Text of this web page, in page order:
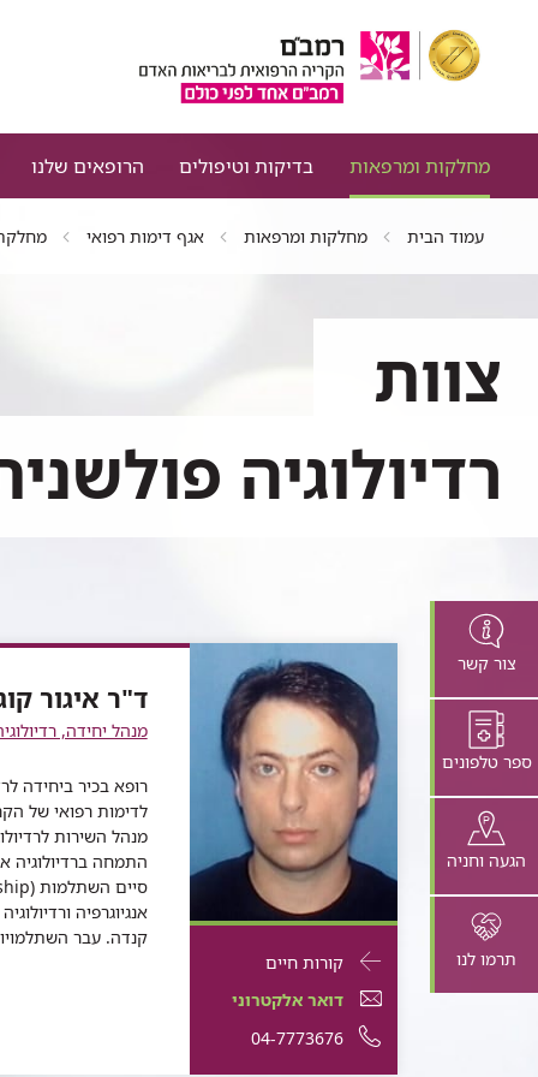
מחלקות ומרפאות בדיקות וטיפולים הרופאים שלנו
צור קשר
ספר טלפונים
הגעה וחניה
תרמו לנו
עמוד הבית מחלקות ומרפאות אגף דימות רפואי
צוות
רדיולוגיה
פרטי
התקשרות
עבור
ד"ר
קורות חייםעבור
ד"ר
איגור
דואר
אלקטרוני
ד"ר
דואר אלקטרוניעבור
איגור
מספר
טלפון
04-7773676עבור
ד"ר
ד"ר איגור
מנהל יחידה,
רופא בכיר ביחידה
לדימות רפואי של
מנהל השירות
התמחה ברדיולוגיה
אנגיוגרפיה
קנדה. עבר